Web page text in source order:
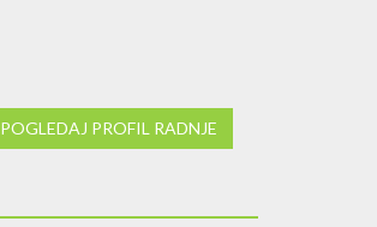
POGLEDAJ PROFIL RADNJE